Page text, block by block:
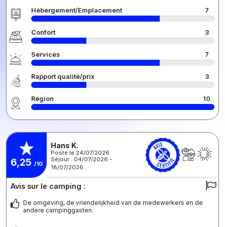
Hébergement/Emplacement 7
Confort 3
Services 7
Rapport qualité/prix 3
Région 10
6,25 /10
Hans K.
Posté le 24/07/2026
Séjour : 04/07/2026 -
18/07/2026
Avis sur le camping :
De omgeving, de vriendelijkheid van de medewerkers en de
andere campinggasten.